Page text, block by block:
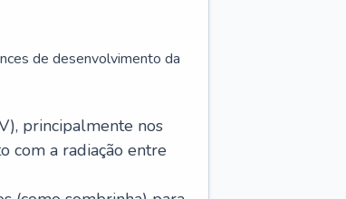
de desenvolvimento da
principalmente nos
com a radiação entre